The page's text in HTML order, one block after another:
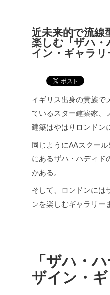
近未来的で流線
楽しむ「ザハ
イン・ギャラリ
イギリス出身の貴族で
ているスター建築家、
建築はやはりロンドン
同じようにAAスクー
にあるザハ・ハディド
かある。
そして、ロンドンには
ンを楽しむギャラリー
「ザハ・
ザイン・ギ